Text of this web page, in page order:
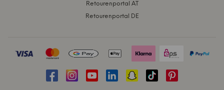
Retourenportal AT
Retourenportal DE